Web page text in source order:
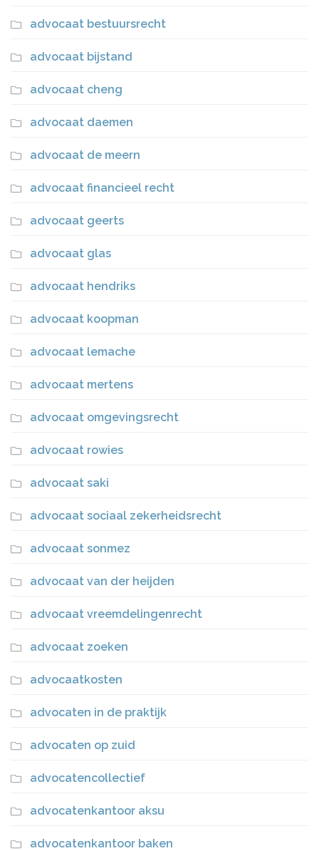
advocaat bestuursrecht
advocaat bijstand
advocaat cheng
advocaat daemen
advocaat de meern
advocaat financieel recht
advocaat geerts
advocaat glas
advocaat hendriks
advocaat koopman
advocaat lemache
advocaat mertens
advocaat omgevingsrecht
advocaat rowies
advocaat saki
advocaat sociaal zekerheidsrecht
advocaat sonmez
advocaat van der heijden
advocaat vreemdelingenrecht
advocaat zoeken
advocaatkosten
advocaten in de praktijk
advocaten op zuid
advocatencollectief
advocatenkantoor aksu
advocatenkantoor baken